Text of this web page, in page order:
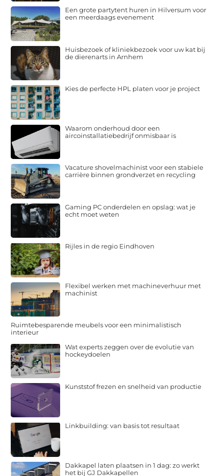
Een grote partytent huren in Hilversum voor
een meerdaags evenement
Huisbezoek of kliniekbezoek voor uw kat bij
de dierenarts in Arnhem
Kies de perfecte HPL platen voor je project
Waarom onderhoud door een
aircoinstallatiebedrijf onmisbaar is
Vacature shovelmachinist voor een stabiele
carrière binnen grondverzet en recycling
Gaming PC onderdelen en opslag: wat je
echt moet weten
Rijles in de regio Eindhoven
Flexibel werken met machineverhuur met
machinist
Ruimtebesparende meubels voor een minimalistisch
interieur
Wat experts zeggen over de evolutie van
hockeydoelen
Kunststof frezen en snelheid van productie
Linkbuilding: van basis tot resultaat
Dakkapel laten plaatsen in 1 dag: zo werkt
het bij GJ Dakkapellen